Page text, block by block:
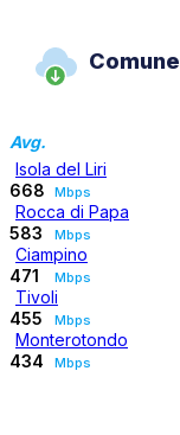
Comune
Avg.
Isola del Liri
668
Mbps
Rocca di Papa
583
Mbps
Ciampino
471
Mbps
Tivoli
455
Mbps
Monterotondo
434
Mbps